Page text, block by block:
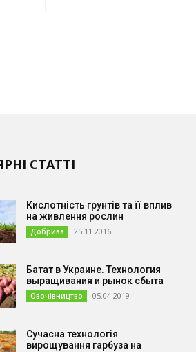
СТАТТІ
Кислотність грунтів та її вплив
на живлення рослин
Добрива 25.11.2016
Батат в Украине. Технология
выращивания и рынок сбыта
Овочівництво 05.04.2019
Сучасна технологія
вирощування гарбуза на